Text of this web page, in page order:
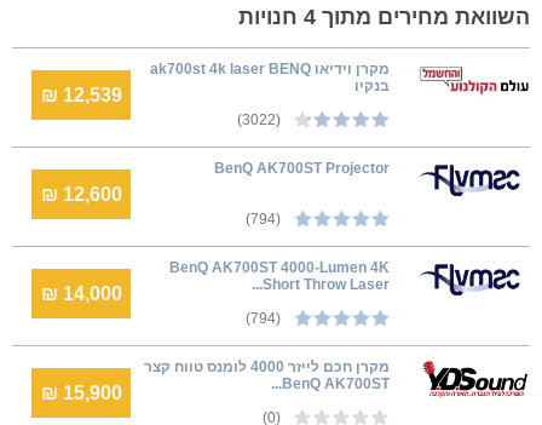
השוואת מחירים מתוך 4 חנויות
מקרן וידיאו ak700st 4k laser BENQ
בנקיו
(3022)
12,539 ₪
BenQ AK700ST Projector
(794)
12,600 ₪
BenQ AK700ST 4000-Lumen 4K
Short Throw Laser...
(794)
14,000 ₪
מקרן חכם לייזר 4000 לומנס טווח קצר
BenQ AK700ST...
(0)
15,900 ₪